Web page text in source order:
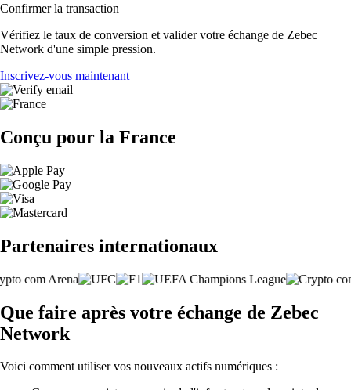
Confirmer la transaction
Vérifiez le taux de conversion et valider votre échange de Zebec
Network d'une simple pression.
Inscrivez-vous maintenant
Conçu pour la France
Partenaires internationaux
Que faire après votre échange de Zebec
Network
Voici comment utiliser vos nouveaux actifs numériques :